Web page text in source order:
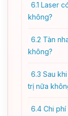
6.1 Laser
không?
6.2 Tàn
không?
6.3 Sau
trị nữa
6.4 Chi